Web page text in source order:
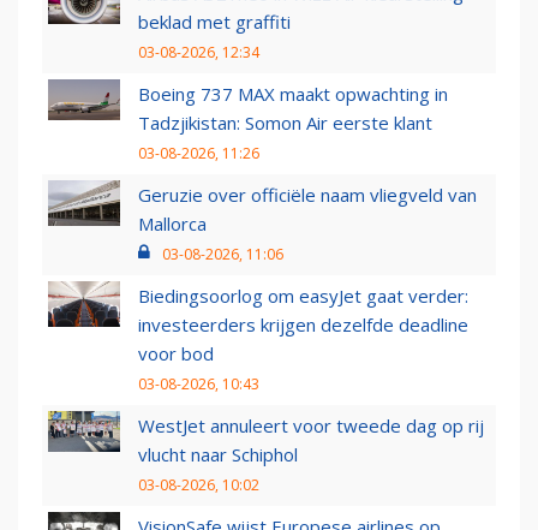
beklad met graffiti
03-08-2026, 12:34
Boeing 737 MAX maakt opwachting in
Tadzjikistan: Somon Air eerste klant
03-08-2026, 11:26
Geruzie over officiële naam vliegveld van
Mallorca
03-08-2026, 11:06
Biedingsoorlog om easyJet gaat verder:
investeerders krijgen dezelfde deadline
voor bod
03-08-2026, 10:43
WestJet annuleert voor tweede dag op rij
vlucht naar Schiphol
03-08-2026, 10:02